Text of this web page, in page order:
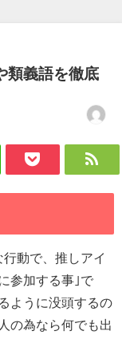
類義語を徹底
行動で、推しアイ
参加する事｣で
ように没頭するの
の為なら何でも出